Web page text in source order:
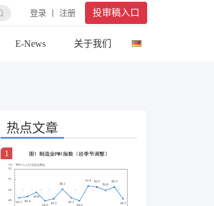
登录 丨 注册 投审稿入口
E-News 关于我们
热点文章